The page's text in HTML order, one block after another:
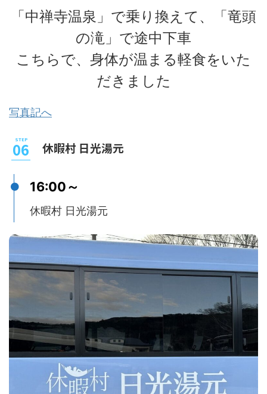
「中禅寺温泉」で乗り換えて、「竜頭
の滝」で途中下車
こちらで、身体が温まる軽食をいた
だきました
写真記へ
休暇村 日光湯元
16:00～
休暇村 日光湯元